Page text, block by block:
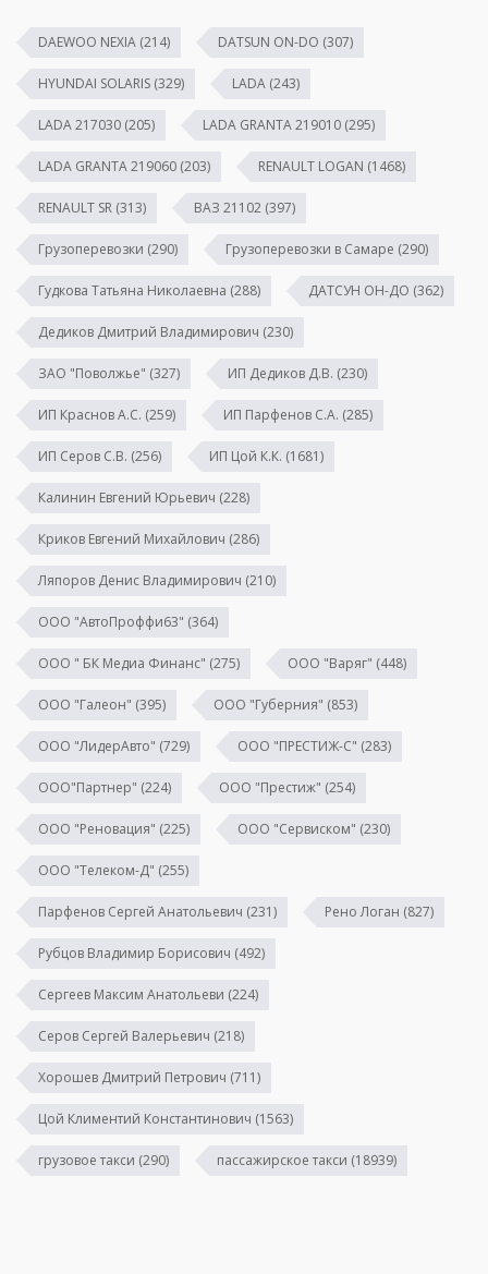
DAEWOO NEXIA (214) DATSUN ON-DO (307)
HYUNDAI SOLARIS (329) LADA (243)
LADA 217030 (205) LADA GRANTA 219010 (295)
LADA GRANTA 219060 (203) RENAULT LOGAN (1468)
RENAULT SR (313) ВАЗ 21102 (397)
Грузоперевозки (290) Грузоперевозки в Самаре (290)
Гудкова Татьяна Николаевна (288) ДАТСУН ОН-ДО (362)
Дедиков Дмитрий Владимирович (230)
ЗАО "Поволжье" (327) ИП Дедиков Д.В. (230)
ИП Краснов А.С. (259) ИП Парфенов С.А. (285)
ИП Серов С.В. (256) ИП Цой К.К. (1681)
Калинин Евгений Юрьевич (228)
Криков Евгений Михайлович (286)
Ляпоров Денис Владимирович (210)
ООО "АвтоПроффи63" (364)
ООО " БК Медиа Финанс" (275) ООО "Варяг" (448)
ООО "Галеон" (395) ООО "Губерния" (853)
ООО "ЛидерАвто" (729) ООО "ПРЕСТИЖ-С" (283)
ООО"Партнер" (224) ООО "Престиж" (254)
ООО "Реновация" (225) ООО "Сервиском" (230)
ООО "Телеком-Д" (255)
Парфенов Сергей Анатольевич (231) Рено Логан (827)
Рубцов Владимир Борисович (492)
Сергеев Максим Анатольеви (224)
Серов Сергей Валерьевич (218)
Хорошев Дмитрий Петрович (711)
Цой Климентий Константинович (1563)
грузовое такси (290) пассажирское такси (18939)